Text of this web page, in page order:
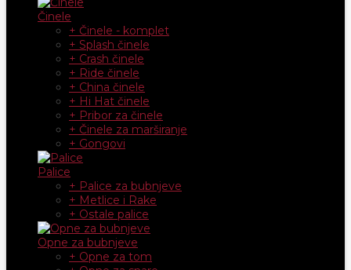
Činele
+ Činele - komplet
+ Splash činele
+ Crash činele
+ Ride činele
+ China činele
+ Hi Hat činele
+ Pribor za činele
+ Činele za marširanje
+ Gongovi
Palice
+ Palice za bubnjeve
+ Metlice i Rake
+ Ostale palice
Opne za bubnjeve
+ Opne za tom